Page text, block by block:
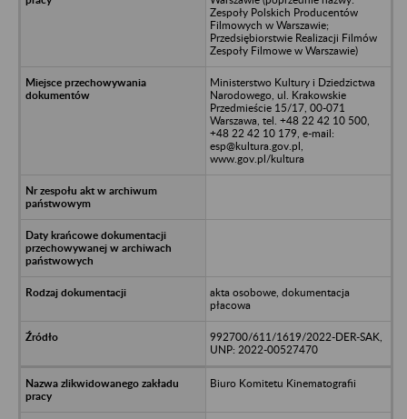
Zespoły Polskich Producentów
Filmowych w Warszawie;
Przedsiębiorstwie Realizacji Filmów
Zespoły Filmowe w Warszawie)
Ministerstwo Kultury i Dziedzictwa
Narodowego, ul. Krakowskie
Przedmieście 15/17, 00-071
Warszawa, tel. +48 22 42 10 500,
+48 22 42 10 179, e-mail:
esp@kultura.gov.pl,
www.gov.pl/kultura
akta osobowe, dokumentacja
płacowa
992700/611/1619/2022-DER-SAK,
UNP: 2022-00527470
Biuro Komitetu Kinematografii